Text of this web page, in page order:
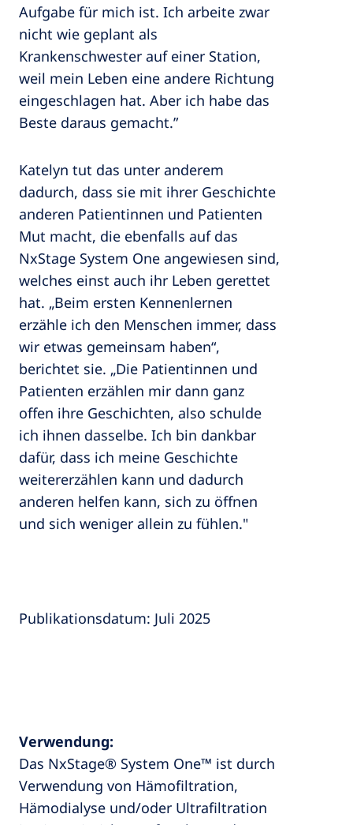
Aufgabe für mich ist. Ich arbeite zwar
nicht wie geplant als
Krankenschwester auf einer Station,
weil mein Leben eine andere Richtung
eingeschlagen hat. Aber ich habe das
Beste daraus gemacht.”
Katelyn tut das unter anderem
dadurch, dass sie mit ihrer Geschichte
anderen Patientinnen und Patienten
Mut macht, die ebenfalls auf das
NxStage System One angewiesen sind,
welches einst auch ihr Leben gerettet
hat. „Beim ersten Kennenlernen
erzähle ich den Menschen immer, dass
wir etwas gemeinsam haben“,
berichtet sie. „Die Patientinnen und
Patienten erzählen mir dann ganz
offen ihre Geschichten, also schulde
ich ihnen dasselbe. Ich bin dankbar
dafür, dass ich meine Geschichte
weitererzählen kann und dadurch
anderen helfen kann, sich zu öffnen
und sich weniger allein zu fühlen."
Publikationsdatum: Juli 2025
Verwendung:
Das NxStage® System One™ ist durch
Verwendung von Hämofiltration,
Hämodialyse und/oder Ultrafiltration